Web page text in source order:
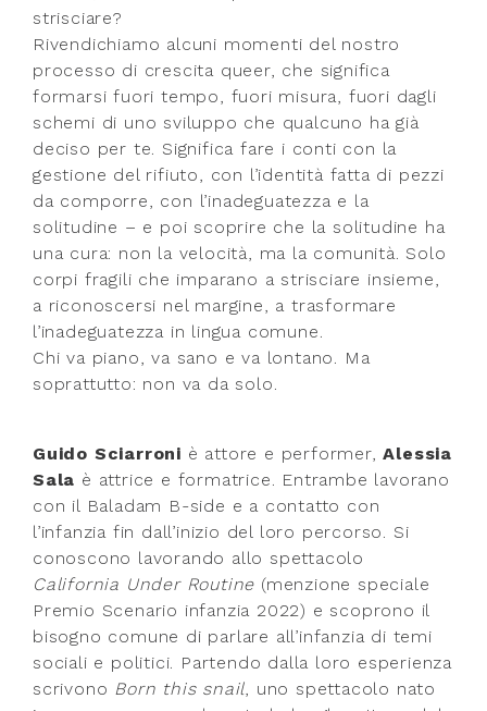
strisciare?
Rivendichiamo alcuni momenti del nostro
processo di crescita queer, che significa
formarsi fuori tempo, fuori misura, fuori dagli
schemi di uno sviluppo che qualcuno ha già
deciso per te. Significa fare i conti con la
gestione del rifiuto, con l’identità fatta di pezzi
da comporre, con l’inadeguatezza e la
solitudine – e poi scoprire che la solitudine ha
una cura: non la velocità, ma la comunità. Solo
corpi fragili che imparano a strisciare insieme,
a riconoscersi nel margine, a trasformare
l’inadeguatezza in lingua comune.
Chi va piano, va sano e va lontano. Ma
soprattutto: non va da solo.
Guido Sciarroni è attore e performer,Alessia
Sala è attrice e formatrice. Entrambe lavorano
con il Baladam B-side e a contatto con
l’infanzia fin dall’inizio del loro percorso. Si
conoscono lavorando allo spettacolo
California Under Routine (menzione speciale
Premio Scenario infanzia 2022) e scoprono il
bisogno comune di parlare all’infanzia di temi
sociali e politici. Partendo dalla loro esperienza
scrivono Born this snail, uno spettacolo nato